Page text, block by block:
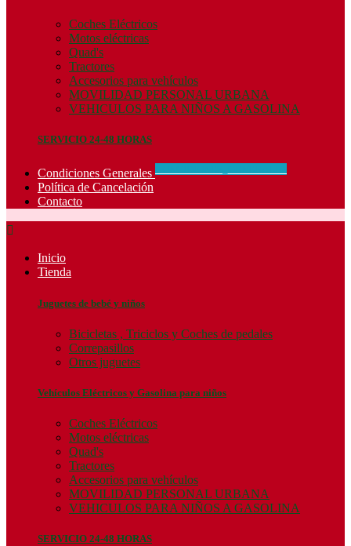
Coches Eléctricos
Motos eléctricas
Quad's
Tractores
Accesorios para vehículos
MOVILIDAD PERSONAL URBANA
VEHICULOS PARA NIÑOS A GASOLINA
SERVICIO 24-48 HORAS
Condiciones Generales
Política de Cancelación
Contacto

Inicio
Tienda
Juguetes de bebé y niños
Bicicletas , Triciclos y Coches de pedales
Correpasillos
Otros juguetes
Vehículos Eléctricos y Gasolina para niños
Coches Eléctricos
Motos eléctricas
Quad's
Tractores
Accesorios para vehículos
MOVILIDAD PERSONAL URBANA
VEHICULOS PARA NIÑOS A GASOLINA
SERVICIO 24-48 HORAS